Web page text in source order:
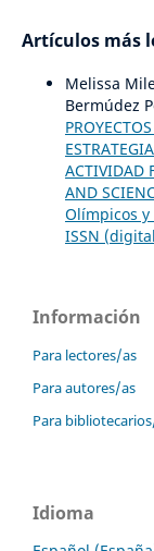
Artículos más
Melissa
Bermúdez
ACTIVIDAD
AND
Olímpicos
ISSN
Información
Para lectores/as
Para autores/as
Para
Idioma